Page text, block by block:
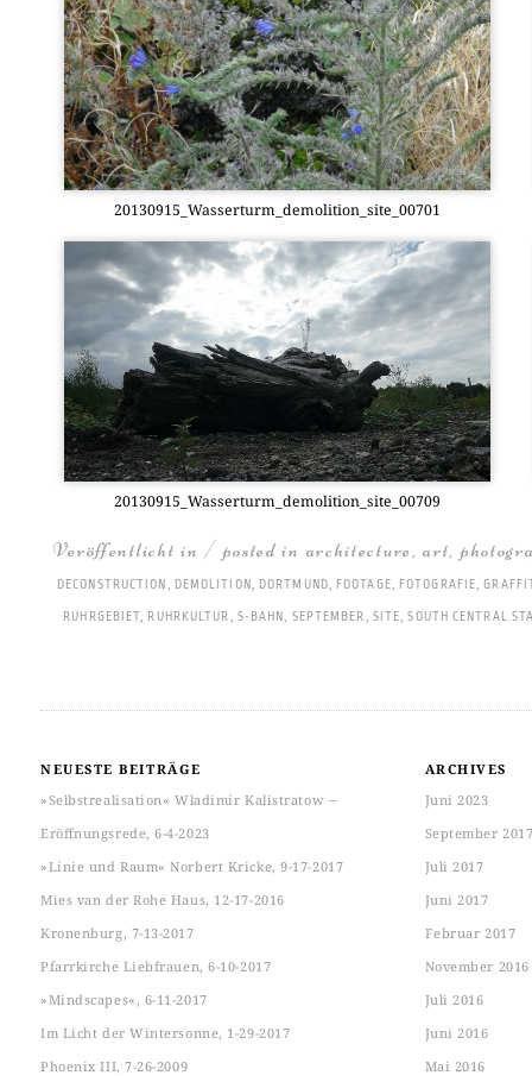
20130915_Wasserturm_demolition_site_00701
20130915_Wasserturm_demolition_site_00709
Veröffentlicht in / posted in architecture,art,
DECONSTRUCTION , DEMOLITION, DORTMUND, FOOTAGE, FOTOGRAFIE,
RUHRGEBIET, RUHRKULTUR, S-BAHN, SEPTEMBER, SITE,SOUTH CENTRAL
NEUESTE BEITRÄGE
»Selbstrealisation« Wladimir Kalistratow ‒
Eröffnungsrede, 6-4-2023
»Linie und Raum« Norbert Kricke, 9-17-2017
Mies van der Rohe Haus, 12-17-2016
Kronenburg, 7-13-2017
Pfarrkirche Liebfrauen, 6-10-2017
»Mindscapes«, 6-11-2017
Im Licht der Wintersonne, 1-29-2017
Phoenix III, 7-26-2009
ARCHIVES
Juni 2023
September
Juli 2017
Juni 2017
Februar 2017
November 2016
Juli 2016
Juni 2016
Mai 2016